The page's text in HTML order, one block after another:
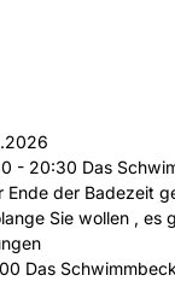
- 20:30 Das
Ende der Badezeit
Sie wollen , es
Das